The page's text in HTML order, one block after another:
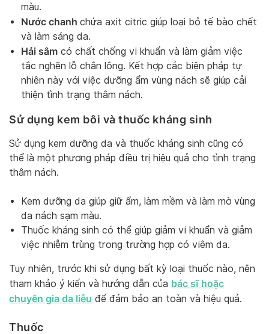
màu.
Nước chanh chứa axit citric giúp loại bỏ tế bào chết
và làm sáng da.
Hải sâm có chất chống vi khuẩn và làm giảm việc
tắc nghẽn lỗ chân lông. Kết hợp các biện pháp tự
nhiên này với việc dưỡng ẩm vùng nách sẽ giúp cải
thiện tình trạng thâm nách.
Sử dụng kem bôi và thuốc kháng sinh
Sử dụng kem dưỡng da và thuốc kháng sinh cũng có
thể là một phương pháp điều trị hiệu quả cho tình trạng
thâm nách.
Kem dưỡng da giúp giữ ẩm, làm mềm và làm mờ vùng
da nách sạm màu.
Thuốc kháng sinh có thể giúp giảm vi khuẩn và giảm
việc nhiễm trùng trong trường hợp có viêm da.
Tuy nhiên, trước khi sử dụng bất kỳ loại thuốc nào, nên
tham khảo ý kiến và hướng dẫn của bác sĩ hoặc
chuyên gia da liễu để đảm bảo an toàn và hiệu quả.
Thuốc